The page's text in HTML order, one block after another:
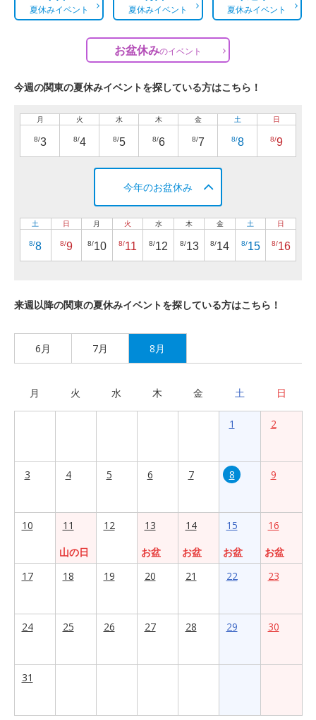
夏休みイベント
夏休みイベント
夏休みイベント
お盆休みのイベント
今週の関東の夏休みイベントを探している方はこちら！
月
8/3
火
8/4
水
8/5
木
8/6
金
8/7
土
8/8
日
8/9
今年のお盆休み
土
8/8
日
8/9
月
8/10
火
8/11
水
8/12
木
8/13
金
8/14
土
8/15
日
8/16
来週以降の関東の夏休みイベントを探している方はこちら！
6月 7月 8月
月 火 水 木 金 土 日
1 2
3 4 5 6 7 8 9
10
11
山の日
12
13
お盆
14
お盆
15
お盆
16
お盆
17
18 19 20 21 22 23
24 25 26 27 28 29 30
31